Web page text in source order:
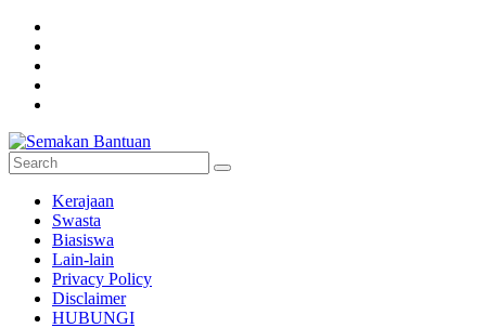
Skip
content
Semakan
Bantuan
Semakan
untuk
semua
Kerajaan
Swasta
Biasiswa
Lain-lain
Privacy Policy
Disclaimer
HUBUNGI